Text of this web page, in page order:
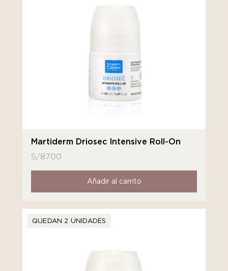
Martiderm Driosec Intensive Roll-On
S/87.00
Añadir al carrito
QUEDAN 2 UNIDADES